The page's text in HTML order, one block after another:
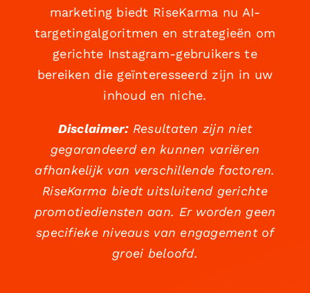
marketing biedt RiseKarma nu AI-
targetingalgoritmen en strategieën om
gerichte Instagram-gebruikers te
bereiken die geïnteresseerd zijn in uw
inhoud en niche.
Disclaimer:Resultaten zijn niet
gegarandeerd en kunnen variëren
afhankelijk van verschillende factoren.
RiseKarma biedt uitsluitend gerichte
promotiediensten aan. Er worden geen
specifieke niveaus van engagement of
groei beloofd.